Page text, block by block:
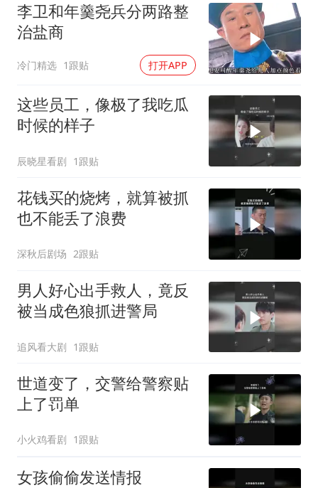
李卫和年羹尧兵分两路整
治盐商
冷门精选 1跟贴 打开APP
这些员工，像极了我吃瓜
时候的样子
辰晓星看剧 1跟贴
花钱买的烧烤，就算被抓
也不能丢了浪费
深秋后剧场 2跟贴
男人好心出手救人，竟反
被当成色狼抓进警局
追风看大剧 1跟贴
世道变了，交警给警察贴
上了罚单
小火鸡看剧 1跟贴
女孩偷偷发送情报